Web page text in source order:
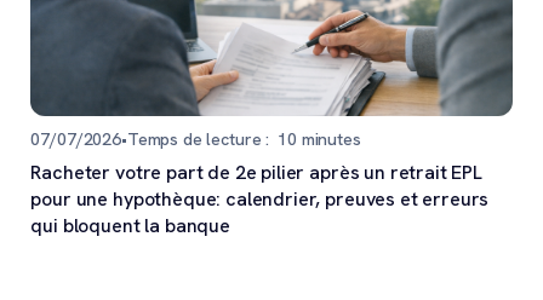
07/07/2026•Temps de lecture : 10 minutes
Racheter votre part de 2e pilier après un retrait EPL
pour une hypothèque: calendrier, preuves et erreurs
qui bloquent la banque